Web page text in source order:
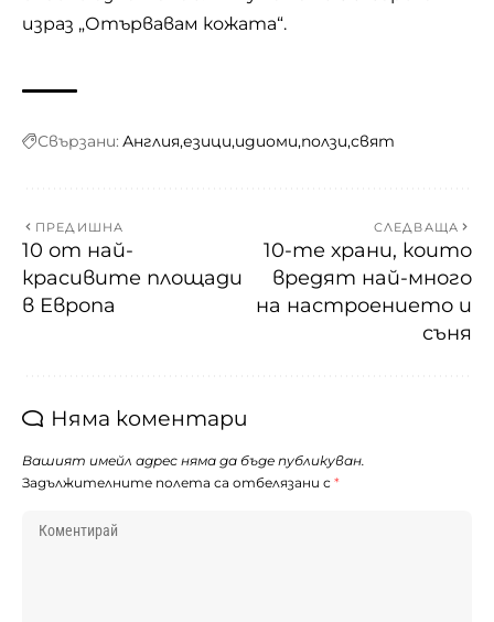
израз „Отървавам кожата“.
Свързани: Англия езици идиоми ползи свят
ПРЕДИШНА
10 от най-
красивите площади
в Европа
СЛЕДВАЩА
10-те храни, които
вредят най-много
на настроението и
съня
Няма коментари
Вашият имейл адрес няма да бъде публикуван.
Задължителните полета са отбелязани с *